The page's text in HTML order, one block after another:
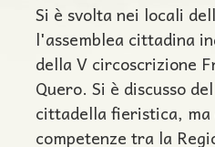
Si è svolta nei locali
l'assemblea cittadina
della V circoscrizione
Quero. Si è discusso
cittadella fieristica,
competenze tra la